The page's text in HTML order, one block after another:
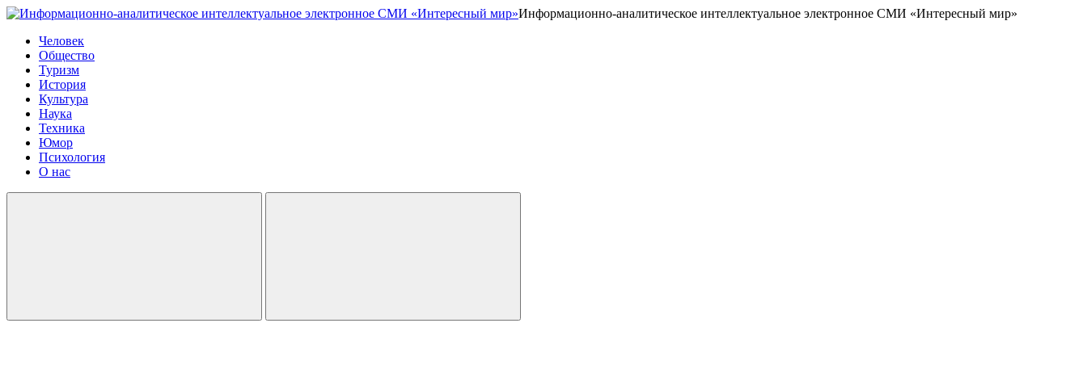
Информационно-аналитическое интеллектуальное электронное СМИ «Интересный мир»
Человек
Общество
Туризм
История
Культура
Наука
Техника
Юмор
Психология
О нас